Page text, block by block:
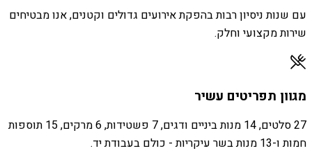
עם שנות ניסיון רבות בהפקת אירועים גדולים וקטנים, אנו מבטיחים
שירות מקצועי וחלק.
מגוון תפריטים עשיר
27 סלטים, 14 מנות ביניים ודגים, 7 פשטידות, 6 מרקים, 15 תוספות
חמות ו-13 מנות בשר עיקריות - כולם בעבודת יד.